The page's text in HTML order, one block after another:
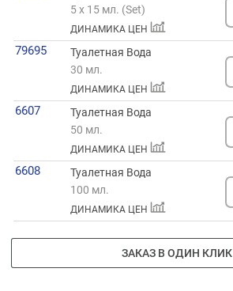
5 х 15 мл. (Set)
ДИНАМИКА ЦЕН
79695
Туалетная Вода
30 мл.
ДИНАМИКА ЦЕН
6607
Туалетная Вода
50 мл.
ДИНАМИКА ЦЕН
6608
Туалетная Вода
100 мл.
ДИНАМИКА ЦЕН
ЗАКАЗ В ОДИН КЛИК